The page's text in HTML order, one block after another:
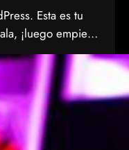
Esta es tu
¡luego empieza